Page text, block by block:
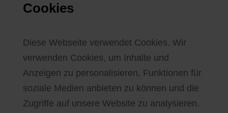
Cookies
Diese Webseite verwendet Cookies. Wir
verwenden Cookies, um Inhalte und
Anzeigen zu personalisieren, Funktionen für
soziale Medien anbieten zu können und die
Zugriffe auf unsere Website zu analysieren.